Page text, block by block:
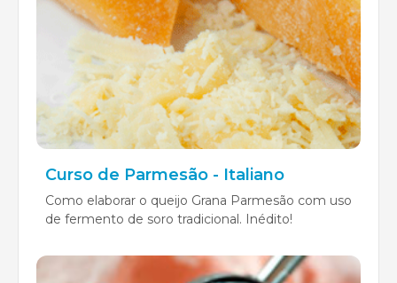
Curso de Parmesão - Italiano
Como elaborar o queijo Grana Parmesão com uso
de fermento de soro tradicional. Inédito!